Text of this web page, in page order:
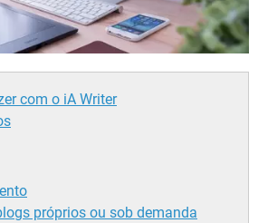
com o iA Writer
próprios ou sob demanda